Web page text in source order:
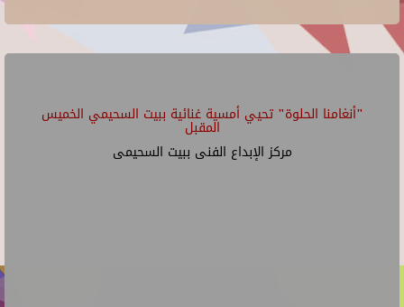
"أنغامنا الحلوة" تحيي أمسية غنائية ببيت السحيمي الخميس
المقبل
مركز الإبداع الفنى ببيت السحيمى